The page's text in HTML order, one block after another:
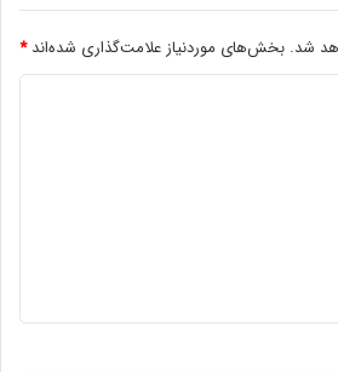
شد. بخش‌های موردنیاز علامت‌گذاری شده‌اند*